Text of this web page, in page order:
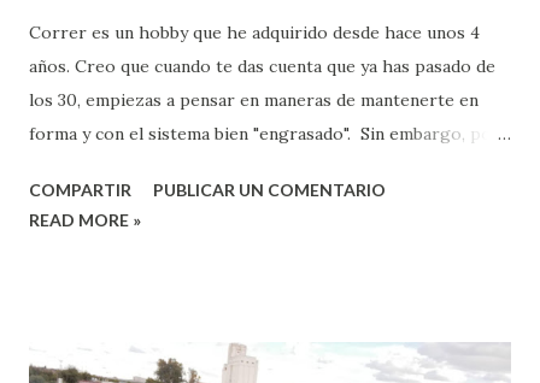
Correr es un hobby que he adquirido desde hace unos 4
años. Creo que cuando te das cuenta que ya has pasado de
los 30, empiezas a pensar en maneras de mantenerte en
forma y con el sistema bien "engrasado". Sin embargo, por
dobles (la llegada de mis mellizos Andrés y Valeria y su
comento esto? Es que hace un para de semanas, hablando
COMPARTIR
PUBLICAR UN COMENTARIO
READ MORE »